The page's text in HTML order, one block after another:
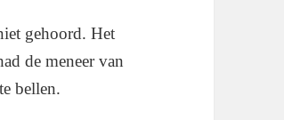
gehoord. Het
de meneer van
bellen.